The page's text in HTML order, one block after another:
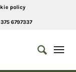
policy
6797337